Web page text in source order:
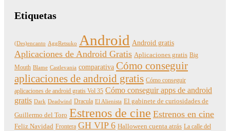
Etiquetas
(Des)encanto AggRetsuko Android Android gratis
Aplicaciones de Android Gratis Aplicaciones gratis Big
Mouth Blame Castlevania comparativa Cómo conseguir
aplicaciones de android gratis Cómo conseguir
aplicaciones de android gratis Vol 35 Cómo conseguir apps de android
gratis Dark Deadwind Dracula El Alienista El gabinete de curiosidades de
Guillermo del Toro Estrenos de cine Estrenos en cine
Feliz Navidad Frontera GH VIP 6 Halloween cuenta atrás La calle del